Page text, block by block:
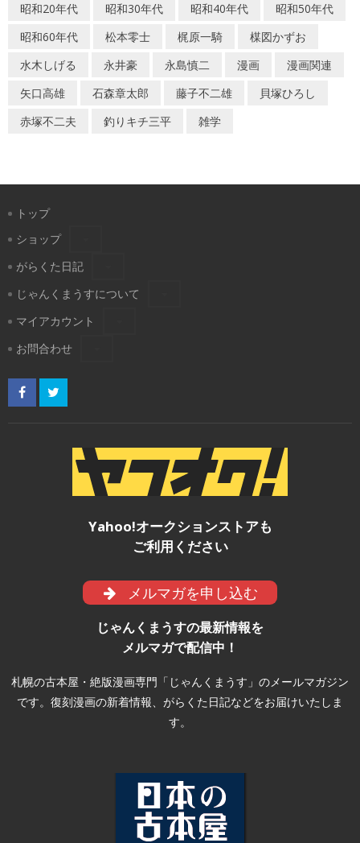
昭和20年代
昭和30年代 昭和40年代
昭和50年代
昭和60年代
松本零士 梶原一騎
楳図かずお
水木しげる
永井豪 永島慎二 漫画
漫画関連
矢口高雄
石森章太郎 藤子不二雄
貝塚ひろし
赤塚不二夫
釣りキチ三平 雑学
トップ
ショップ
がらくた日記
じゃんくまうすについて
マイアカウント
お問合わせ
Yahoo!オークションストアも
ご利用ください
メルマガを申し込む
じゃんくまうすの最新情報を
メルマガで配信中！
札幌の古本屋・絶版漫画専門「じゃんくまうす」のメールマガジン
です。復刻漫画の新着情報、がらくた日記などをお届けいたしま
す。